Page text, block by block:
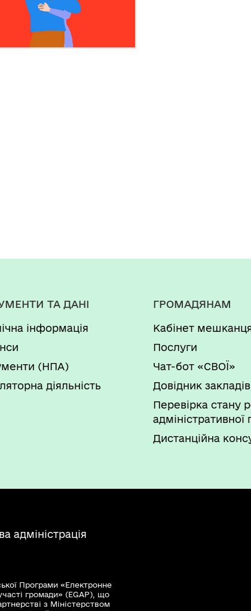
ТА ДАНІ
інформація
(НПА)
діяльність
ГРОМАДЯНАМ
Кабінет
Послуги
Чат-бот «СВОЇ»
Довідник закладів
Перевірка стану
адміністративної
Дистанційна
адміністрація
Програми «Електронне
громади» (EGAP), що
з Міністерством